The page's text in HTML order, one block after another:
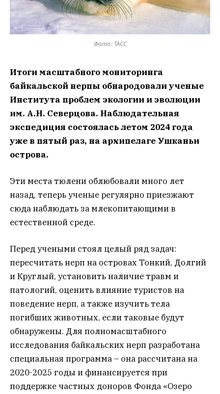
Фото: ТАСС
Итоги масштабного мониторинга
байкальской нерпы обнародовали ученые
Института проблем экологии и эволюции
им. А.Н. Северцова. Наблюдательная
экспедиция состоялась летом 2024 года
уже в пятый раз, на архипелаге Ушканьи
острова.
Эти места тюлени облюбовали много лет
назад, теперь ученые регулярно приезжают
сюда наблюдать за млекопитающими в
естественной среде.
Перед учеными стоял целый ряд задач:
пересчитать нерп на островах Тонкий, Долгий
и Круглый, установить наличие травм и
патологий, оценить влияние туристов на
поведение нерп, а также изучить тела
погибших животных, если таковые будут
обнаружены. Для полномасштабного
исследования байкальских нерп разработана
специальная программа – она рассчитана на
2020-2025 годы и финансируется при
поддержке частных доноров Фонда «Озеро